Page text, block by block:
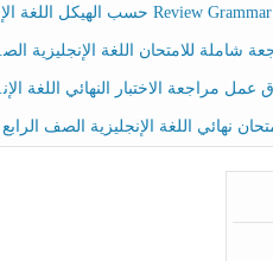
للامتحان اللغة الإنجليزية الصف الخامس الفصل الثالث
الاختبار النهائي اللغة الإنجليزية الصف الرابع الفصل الثالث
نهائي اللغة الإنجليزية الصف الرابع الفصل الثالث